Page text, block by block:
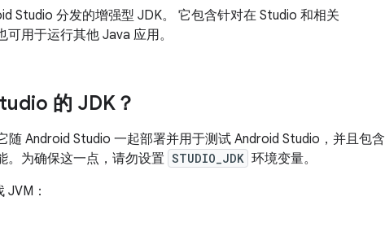
Studio 分发的增强型 JDK。 它包含针对在 Studio 和相关
用于运行其他 Java 应用。
的 JDK？
随 Android Studio 一起部署并用于测试 Android Studio，并且包含
。为确保这一点，请勿设置 STUDIO_JDK 环境变量。
：